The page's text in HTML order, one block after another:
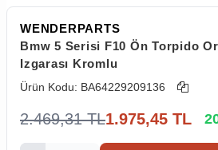
WENDERPARTS
Bmw 5 Serisi F10 Ön Torpido
Izgarası Kromlu
Ürün Kodu: BA64229209136
2.469,31 TL1.975,45 TL